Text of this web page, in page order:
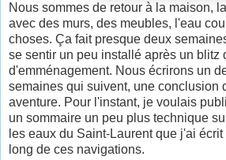
Nous sommes de retour à la maison,
avec des murs, des meubles, l'eau
choses. Ça fait presque deux
se sentir un peu installé après un blitz
d'emménagement. Nous écrirons un
semaines qui suivent, une conclusion
aventure. Pour l'instant, je voulais
un sommaire un peu plus technique
les eaux du Saint-Laurent que j'ai
long de ces navigations.